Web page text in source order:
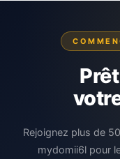
Rejoignez plus de
mydomii6l pour